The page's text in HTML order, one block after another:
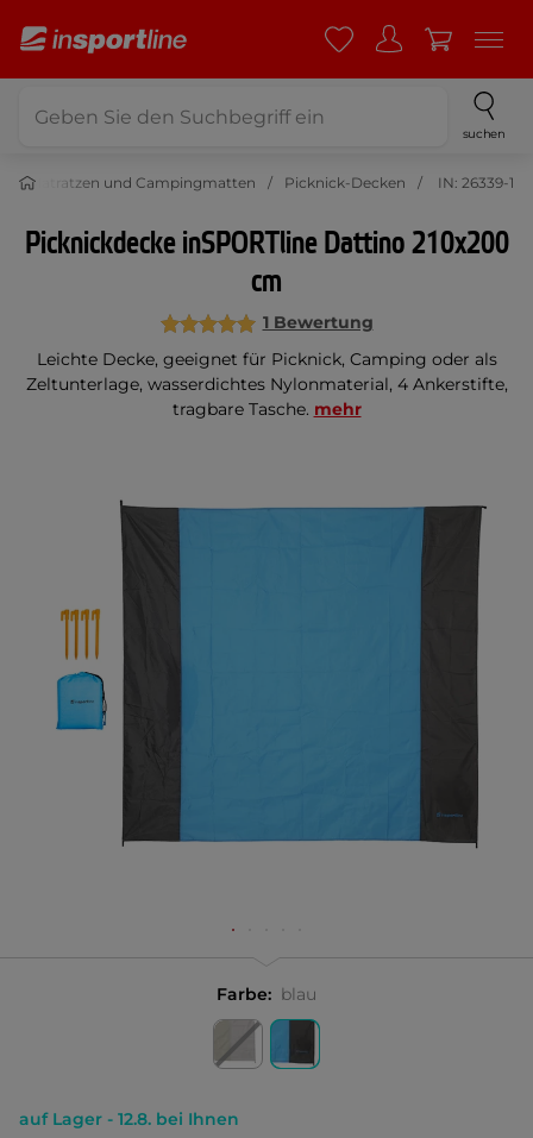
suchen
Matratzen und Campingmatten Picknick-Decken IN: 26339-1
Picknickdecke inSPORTline Dattino 210x200
cm
1 Bewertung
Leichte Decke, geeignet für Picknick, Camping oder als
Zeltunterlage, wasserdichtes Nylonmaterial, 4 Ankerstifte,
tragbare Tasche. mehr
Farbe: blau
auf Lager - 12.8. bei Ihnen